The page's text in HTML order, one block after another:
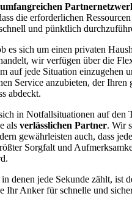
umfangreichen
die erforderlichen
und pünktlich
es sich um einen privaten
wir verfügen über die
auf jede Situation einzugehen
Service anzubieten, der Ihren
abdeckt.
in Notfallsituationen auf den
als verlässlichen Partner. Wir
gewährleisten auch, dass
Sorgfalt und
denen jede Sekunde zählt, ist
Ihr Anker für schnelle und